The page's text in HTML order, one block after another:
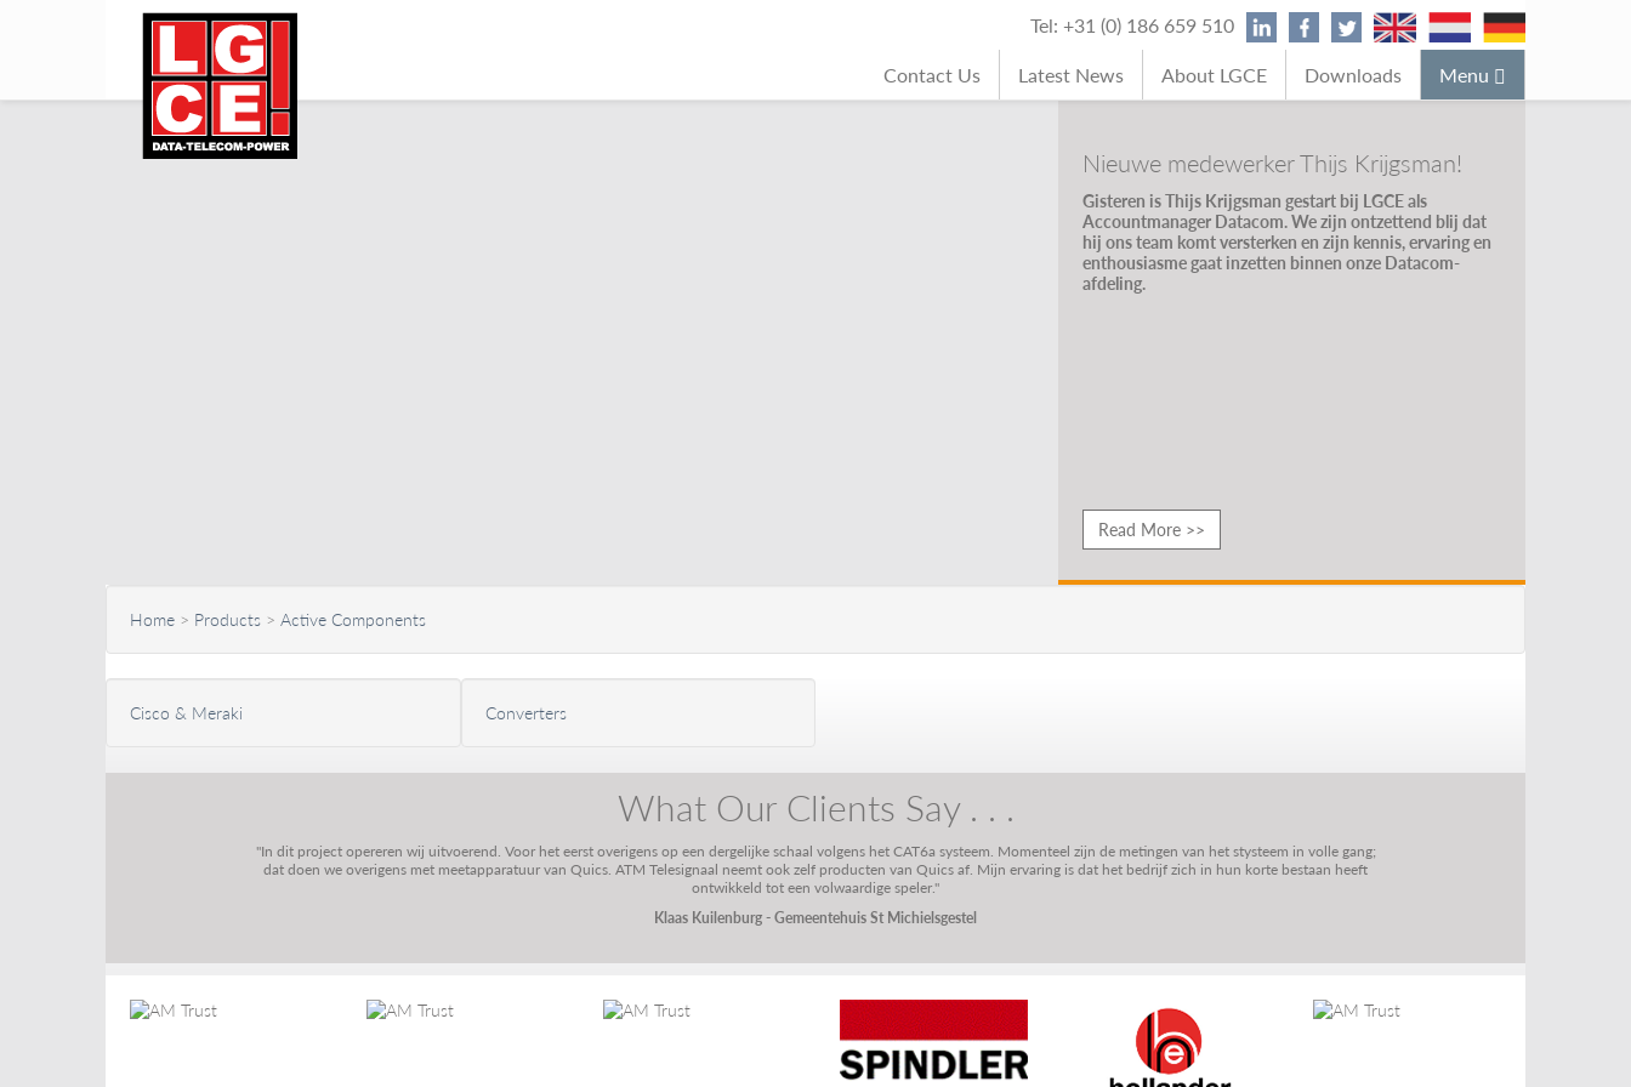
Tel: +31 (0) 186 659 510
Contact Us
Latest News About LGCE Downloads Menu
Nieuwe medewerker Thijs Krijgsman!
Gisteren is Thijs Krijgsman gestart bij LGCE als
Accountmanager Datacom. We zijn ontzettend blij dat
hij ons team komt versterken en zijn kennis, ervaring en
enthousiasme gaat inzetten binnen onze Datacom-
afdeling.
Read More >>
Home > Products > Active Components
Cisco & Meraki Converters
What Our Clients Say . . .
"In dit project opereren wij uitvoerend. Voor het eerst overigens op een dergelijke schaal volgens het CAT6a systeem. Momenteel zijn de metingen van het stysteem in volle gang;
dat doen we overigens met meetapparatuur van Quics. ATM Telesignaal neemt ook zelf producten van Quics af. Mijn ervaring is dat het bedrijf zich in hun korte bestaan heeft
ontwikkeld tot een volwaardige speler."
Klaas Kuilenburg - Gemeentehuis St Michielsgestel